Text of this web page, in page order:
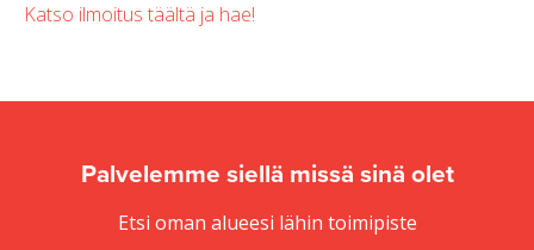
Katso ilmoitus täältä ja hae!
Palvelemme siellä missä sinä olet
Etsi oman alueesi lähin toimipiste